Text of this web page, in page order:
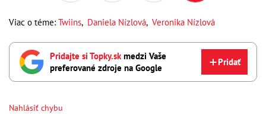
Viac o téme: Twiins, Daniela Nízlová, Veronika Nízlová
Pridajte si Topky.sk medzi Vaše
preferované zdroje na Google
Pridať
Nahlásiť chybu